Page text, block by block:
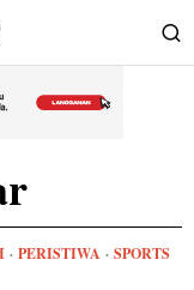
· PERISTIWA · SPORTS